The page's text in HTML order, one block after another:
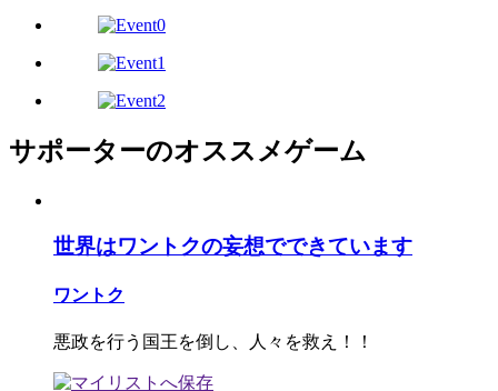
サポーターのオススメゲーム
世界はワントクの妄想でできています
ワントク
悪政を行う国王を倒し、人々を救え！！